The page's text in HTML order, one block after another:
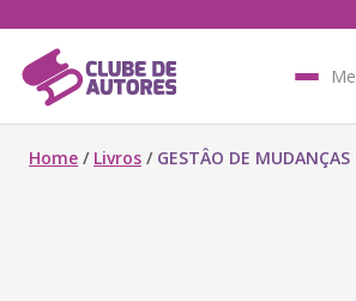
Home / Livros / GESTÂO DE